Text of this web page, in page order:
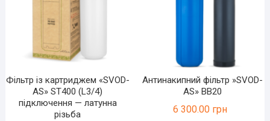
Фільтр із картриджем «SVOD-
AS» ST400 (L3/4)
підключення — латунна
різьба
Антинакипний фільтр »SVOD-
AS» ВВ20
6 300.00 грн